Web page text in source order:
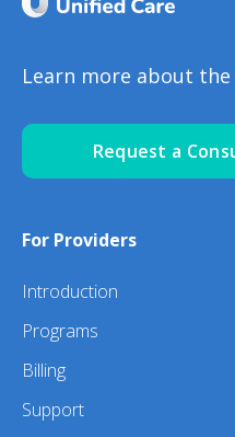
Learn more about
Request a
For Providers
Introduction
Programs
Billing
Support